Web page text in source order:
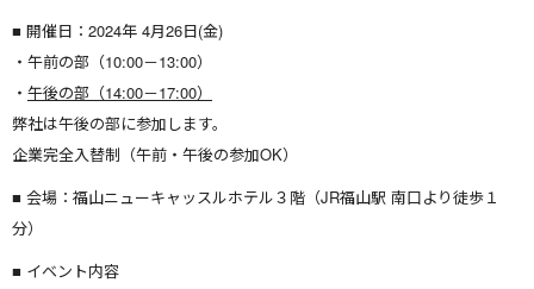
■ 開催日：2024年 4月26日(金)
・午前の部（10:00－13:00）
・ 午後の部（14:00－17:00）
弊社は午後の部に参加します。
企業完全入替制（午前・午後の参加OK）
■ 会場：福山ニューキャッスルホテル３階（JR福山駅 南口より徒歩１
分）
■ イベント内容